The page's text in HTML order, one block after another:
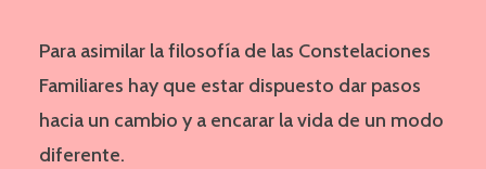
Para asimilar la filosofía de las Constelaciones
Familiares hay que estar dispuesto dar pasos
hacia un cambio y a encarar la vida de un modo
diferente.